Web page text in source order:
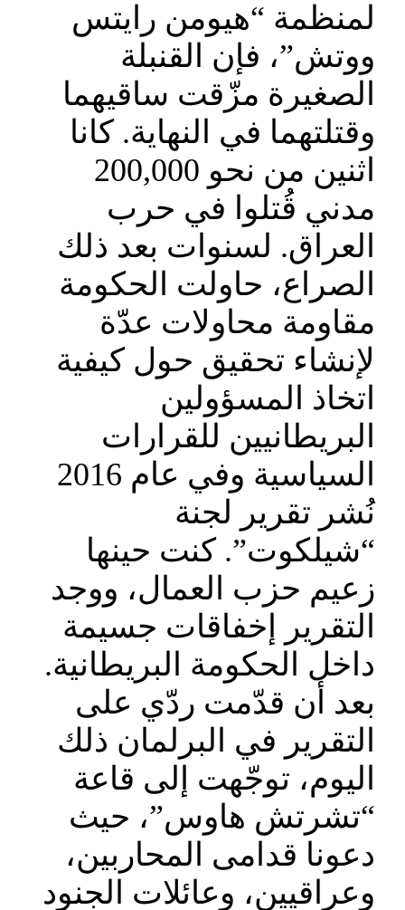
لمنظمة “هيومن رايتس
ووتش”، فإن القنبلة
الصغيرة مزّقت ساقيهما
وقتلتهما في النهاية. كانا
اثنين من نحو 200,000
مدني قُتلوا في حرب
العراق. لسنوات بعد ذلك
الصراع، حاولت الحكومة
مقاومة محاولات عدّة
لإنشاء تحقيق حول كيفية
اتخاذ المسؤولين
البريطانيين للقرارات
السياسية وفي عام 2016
نُشر تقرير لجنة
“شيلكوت”. كنت حينها
زعيم حزب العمال، ووجد
التقرير إخفاقات جسيمة
داخل الحكومة البريطانية.
بعد أن قدّمت ردّي على
التقرير في البرلمان ذلك
اليوم، توجّهت إلى قاعة
“تشرتش هاوس”، حيث
دعونا قدامى المحاربين،
وعراقيين، وعائلات الجنود